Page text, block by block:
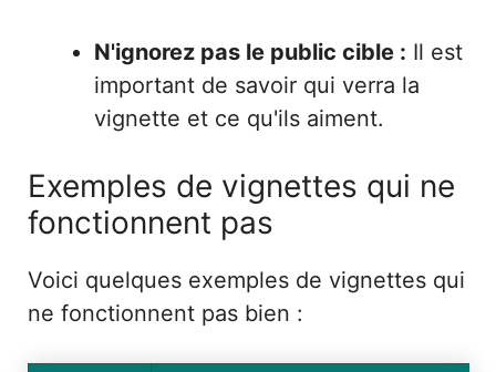
N'ignorez pas le public cible : Il est
important de savoir qui verra la
vignette et ce qu'ils aiment.
Exemples de vignettes qui ne
fonctionnent pas
Voici quelques exemples de vignettes qui
ne fonctionnent pas bien :